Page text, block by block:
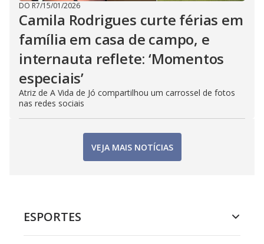
DO R7/15/01/2026
Camila Rodrigues curte férias em
família em casa de campo, e
internauta reflete: ‘Momentos
especiais’
Atriz de A Vida de Jó compartilhou um carrossel de fotos
nas redes sociais
VEJA MAIS NOTÍCIAS
ESPORTES